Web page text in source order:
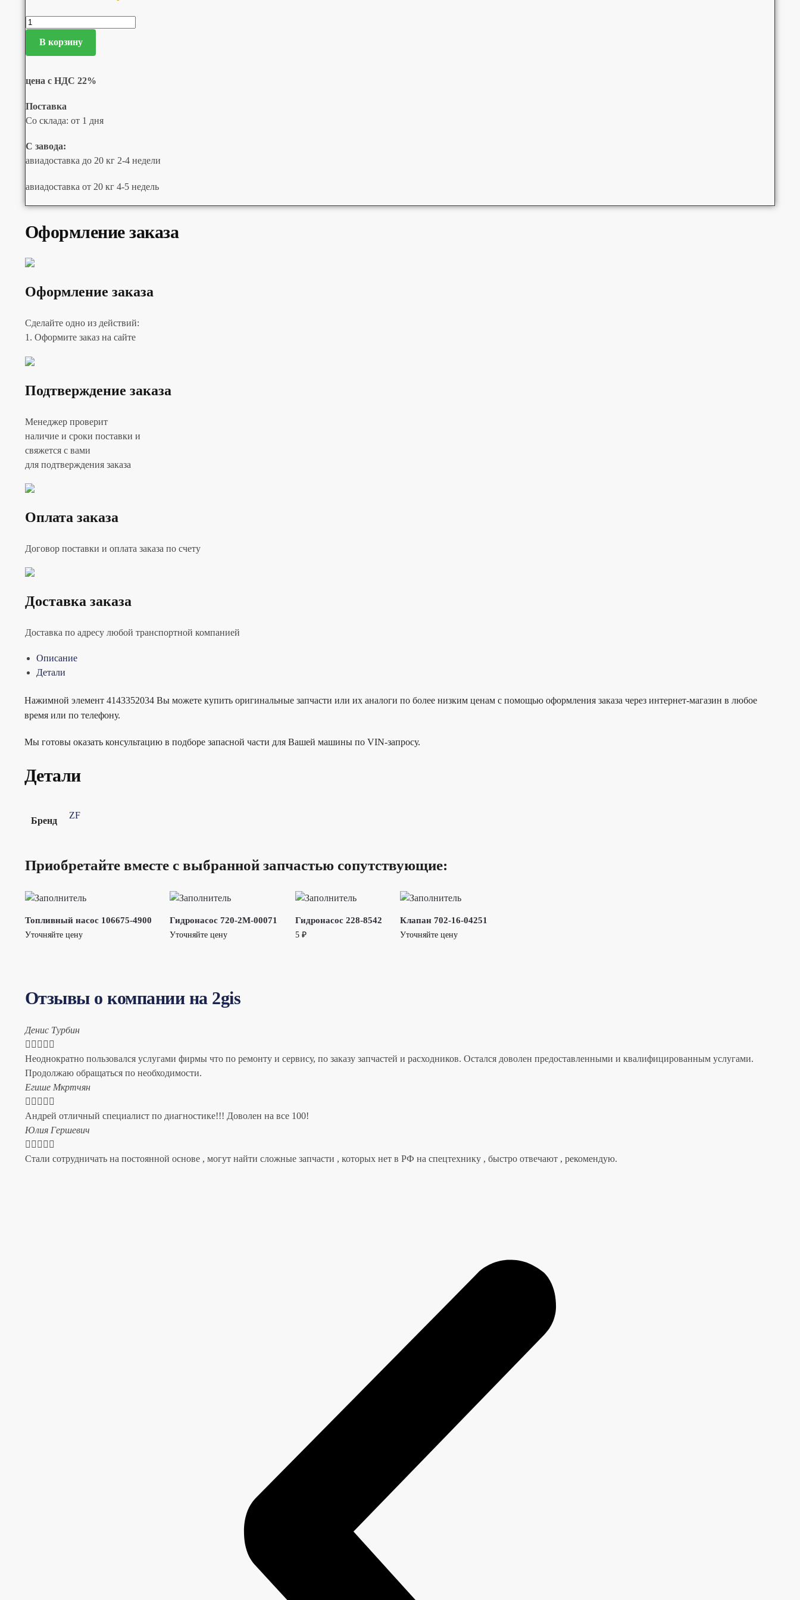
В корзину
цена с НДС 22%
Поставка
Со склада: от 1 дня
С завода:
авиадоставка до 20 кг 2-4 недели
авиадоставка от 20 кг 4-5 недель
Оформление заказа
Оформление заказа
Сделайте одно из действий:
1. Оформите заказ на сайте
Подтверждение заказа
Менеджер проверит
наличие и сроки поставки и
свяжется с вами
для подтверждения заказа
Оплата заказа
Договор поставки и оплата заказа по счету
Доставка заказа
Доставка по адресу любой транспортной компанией
Описание
Детали
Нажимной элемент 4143352034 Вы можете купить оригинальные запчасти или их аналоги по более низким ценам с помощью оформления заказа через интернет-магазин в любое
время или по телефону.
Мы готовы оказать консультацию в подборе запасной части для Вашей машины по VIN-запросу.
Детали
Бренд
ZF
Приобретайте вместе с выбранной запчастью сопутствующие:
Топливный насос 106675-4900
Уточняйте цену
Гидронасос 720-2M-00071
Уточняйте цену
Гидронасос 228-8542
5 ₽
Клапан 702-16-04251
Уточняйте цену
Отзывы о компании на 2gis
Денис Турбин
    
Неоднократно пользовался услугами фирмы что по ремонту и сервису, по заказу запчастей и расходников. Остался доволен предоставленными и квалифицированным услугами.
Продолжаю обращаться по необходимости.
​Егише Мкртчян
    
Андрей отличный специалист по диагностике!!! Доволен на все 100!
​Юлия Гершевич
    
Стали сотрудничать на постоянной основе , могут найти сложные запчасти , которых нет в РФ на спецтехнику , быстро отвечают , рекомендую.